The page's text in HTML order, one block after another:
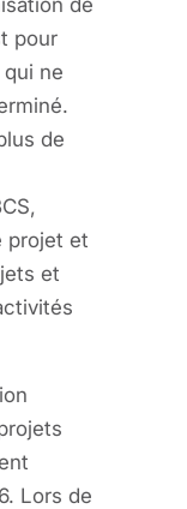
pour
ne
de
projet et
et
Lors de